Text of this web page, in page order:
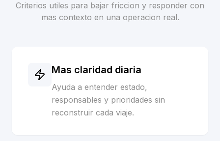
Criterios utiles para bajar friccion y responder con
mas contexto en una operacion real.
Mas claridad diaria
Ayuda a entender estado,
responsables y prioridades sin
reconstruir cada viaje.